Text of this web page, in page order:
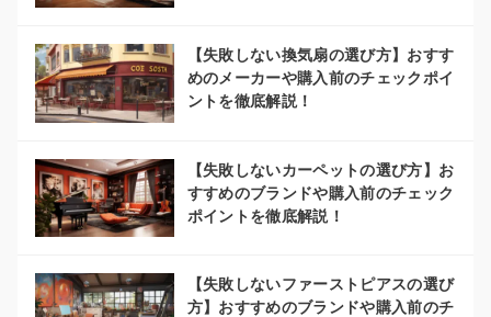
【失敗しない換気扇の選び方】おすす
めのメーカーや購入前のチェックポイ
ントを徹底解説！
【失敗しないカーペットの選び方】お
すすめのブランドや購入前のチェック
ポイントを徹底解説！
【失敗しないファーストピアスの選び
方】おすすめのブランドや購入前のチ